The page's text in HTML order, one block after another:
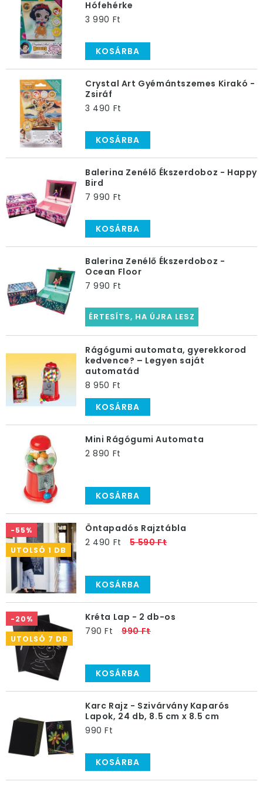
Hófehérke
3 990 Ft
KOSÁRBA
Crystal Art Gyémántszemes Kirakó -
Zsiráf
3 490 Ft
KOSÁRBA
Balerina Zenélő Ékszerdoboz - Happy
Bird
7 990 Ft
KOSÁRBA
Balerina Zenélő Ékszerdoboz -
Ocean Floor
7 990 Ft
ÉRTESÍTS, HA ÚJRA LESZ
Rágógumi automata, gyerekkorod
kedvence? – Legyen saját
automatád
8 950 Ft
KOSÁRBA
Mini Rágógumi Automata
2 890 Ft
KOSÁRBA
-55%
UTOLSÓ 1 DB
Öntapadós Rajztábla
2 490 Ft
5 590 Ft
KOSÁRBA
-20%
UTOLSÓ 7 DB
Kréta Lap - 2 db-os
790 Ft
990 Ft
KOSÁRBA
Karc Rajz - Szivárvány Kaparós
Lapok, 24 db, 8.5 cm x 8.5 cm
990 Ft
KOSÁRBA